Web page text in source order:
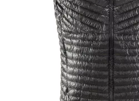
För äventyrare som älskar
promenader ärherrvästen L.I.M
din perfekta följeslagare.
kombinerar lätthet och isolering,